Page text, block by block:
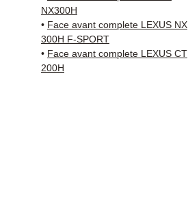
NX300H
• Face avant complete LEXUS NX
300H F-SPORT
• Face avant complete LEXUS CT
200H